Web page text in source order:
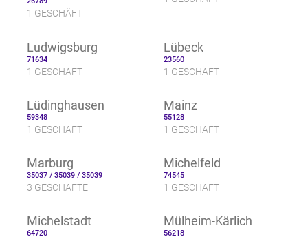
1 GESCHÄFT
Ludwigsburg
71634
1 GESCHÄFT
Lübeck
23560
1 GESCHÄFT
Lüdinghausen
59348
1 GESCHÄFT
Mainz
55128
1 GESCHÄFT
Marburg
35037 / 35039 / 35039
3 GESCHÄFTE
Michelfeld
74545
1 GESCHÄFT
Michelstadt
64720
Mülheim-Kärlich
56218